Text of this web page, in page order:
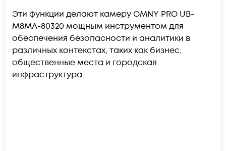
Эти функции делают камеру OMNY PRO UB-
M8MA-80320 мощным инструментом для
обеспечения безопасности и аналитики в
различных контекстах, таких как бизнес,
общественные места и городская
инфраструктура.